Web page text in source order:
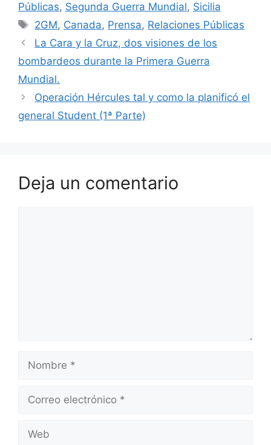
Públicas, Segunda Guerra Mundial, Sicilia
Etiquetas
2GM, Canada, Prensa, Relaciones Públicas
La Cara y la Cruz, dos visiones de los
bombardeos durante la Primera Guerra
Mundial.
Operación Hércules tal y como la planificó el
general Student (1ª Parte)
Deja un comentario
Nombre
Correo
Web